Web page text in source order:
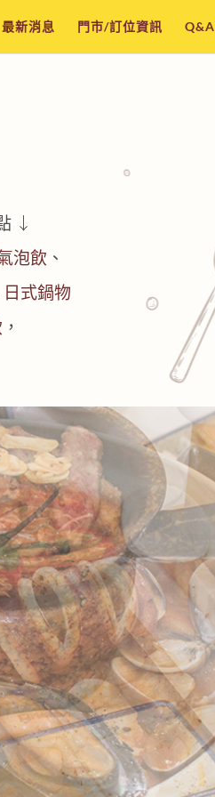
最新消息 門市/訂位資訊 Q&A
↓
泡飲 、
日式鍋物
，